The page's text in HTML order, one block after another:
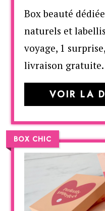
Box beauté
naturels et
voyage, 1
livraison gratuite.
VOIR LA
BOX CHIC